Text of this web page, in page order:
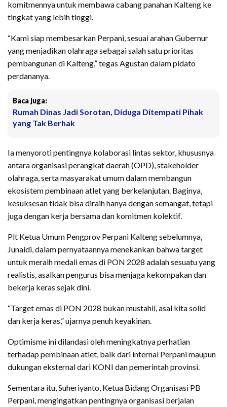
komitmennya untuk membawa cabang panahan Kalteng ke
tingkat yang lebih tinggi.
“Kami siap membesarkan Perpani, sesuai arahan Gubernur
yang menjadikan olahraga sebagai salah satu prioritas
pembangunan di Kalteng,” tegas Agustan dalam pidato
perdananya.
Baca juga:
Rumah Dinas Jadi Sorotan, Diduga Ditempati Pihak
yang Tak Berhak
Ia menyoroti pentingnya kolaborasi lintas sektor, khususnya
antara organisasi perangkat daerah (OPD), stakeholder
olahraga, serta masyarakat umum dalam membangun
ekosistem pembinaan atlet yang berkelanjutan. Baginya,
kesuksesan tidak bisa diraih hanya dengan semangat, tetapi
juga dengan kerja bersama dan komitmen kolektif.
Plt Ketua Umum Pengprov Perpani Kalteng sebelumnya,
Junaidi, dalam pernyataannya menekankan bahwa target
untuk meraih medali emas di PON 2028 adalah sesuatu yang
realistis, asalkan pengurus bisa menjaga kekompakan dan
bekerja keras sejak dini.
“Target emas di PON 2028 bukan mustahil, asal kita solid
dan kerja keras,” ujarnya penuh keyakinan.
Optimisme ini dilandasi oleh meningkatnya perhatian
terhadap pembinaan atlet, baik dari internal Perpani maupun
dukungan eksternal dari KONI dan pemerintah provinsi.
Sementara itu, Suheriyanto, Ketua Bidang Organisasi PB
Perpani, mengingatkan pentingnya organisasi berjalan